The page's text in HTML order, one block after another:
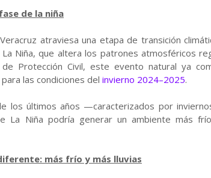
de la niña
atraviesa una etapa de transición
Niña, que altera los patrones atmosféricos
Protección Civil, este evento natural ya
las condiciones del invierno 2024–2025.
los últimos años —caracterizados por
La Niña podría generar un ambiente más
más frío y más lluvias